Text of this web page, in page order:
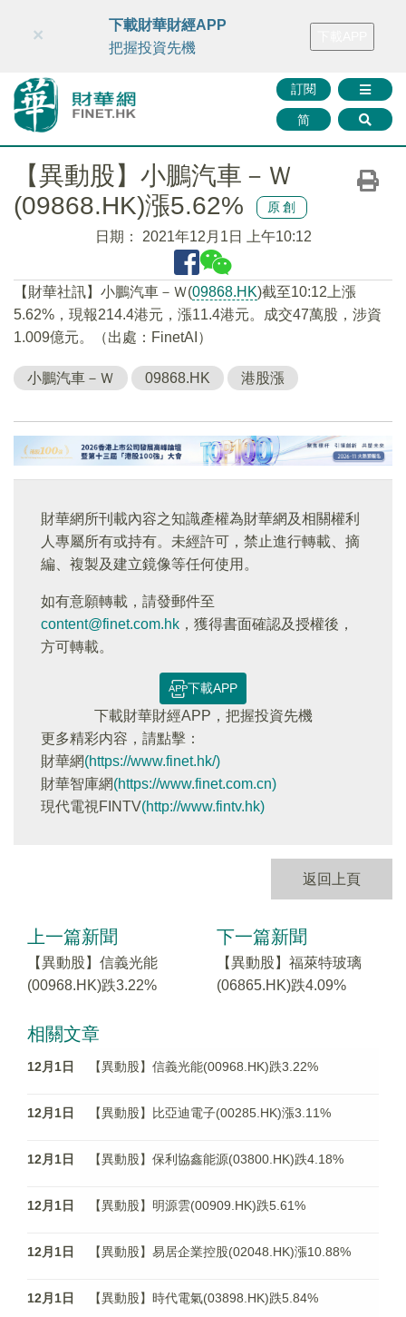
財華智庫網 FINTV FINMETA 財華證券 媒體矩陣
訂閱
简
×
下載財華財經APP
把握投資先機
【異動股】小鵬汽車－Ｗ
(09868.HK)漲5.62%
原創
日期： 2021年12月1日 上午10:12
【財華社訊】小鵬汽車－Ｗ(09868.HK)截至10:12上漲
5.62%，現報214.4港元，漲11.4港元。成交47萬股，涉資
1.009億元。（出處：FinetAI）
小鵬汽車－Ｗ 09868.HK 港股漲
財華網所刊載內容之知識產權為財華網及相關權利
人專屬所有或持有。未經許可，禁止進行轉載、摘
編、複製及建立鏡像等任何使用。
如有意願轉載，請發郵件至
content@finet.com.hk ，獲得書面確認及授權後，
方可轉載。
下載APP
下載財華財經APP，把握投資先機
更多精彩内容，請點擊：
財華網(https://www.finet.hk/)
財華智庫網(https://www.finet.com.cn)
現代電視FINTV(http://www.fintv.hk)
返回上頁
上一篇新聞
【異動股】信義光能
(00968.HK)跌3.22%
下一篇新聞
【異動股】福萊特玻璃
(06865.HK)跌4.09%
相關文章
12月1日 【異動股】信義光能(00968.HK)跌3.22%
12月1日 【異動股】比亞迪電子(00285.HK)漲3.11%
12月1日 【異動股】保利協鑫能源(03800.HK)跌4.18%
12月1日 【異動股】明源雲(00909.HK)跌5.61%
12月1日 【異動股】易居企業控股(02048.HK)漲10.88%
12月1日 【異動股】時代電氣(03898.HK)跌5.84%